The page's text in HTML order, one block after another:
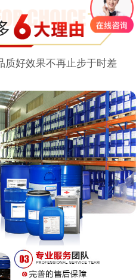
质好效果不再止步于时差